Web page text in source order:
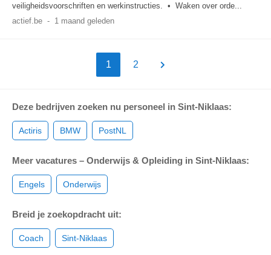
veiligheidsvoorschriften en werkinstructies. • Waken over orde...
actief.be - 1 maand geleden
1 2
Deze bedrijven zoeken nu personeel in Sint-Niklaas:
Actiris BMW PostNL
Meer vacatures – Onderwijs & Opleiding in Sint-Niklaas:
Engels Onderwijs
Breid je zoekopdracht uit:
Coach Sint-Niklaas